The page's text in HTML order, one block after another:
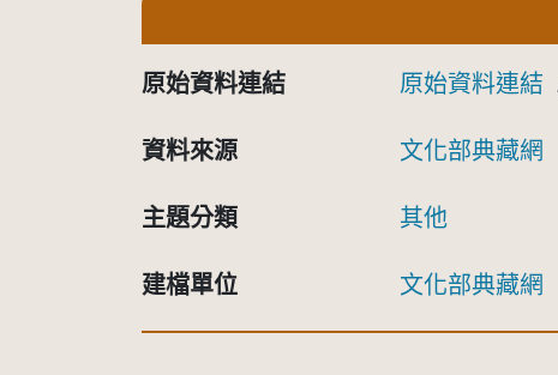
原始資料連結 原始資料連結
資料來源 文化部典藏網
主題分類 其他
建檔單位 文化部典藏網